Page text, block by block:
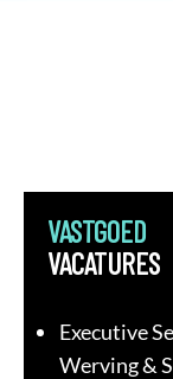
VASTGOED
VACATURES
Executive
Werving &